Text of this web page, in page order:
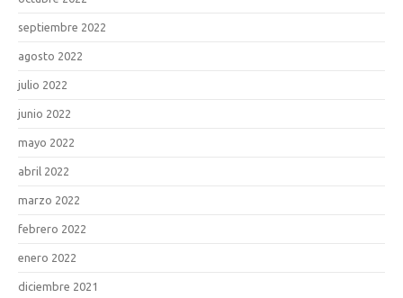
septiembre 2022
agosto 2022
julio 2022
junio 2022
mayo 2022
abril 2022
marzo 2022
febrero 2022
enero 2022
diciembre 2021